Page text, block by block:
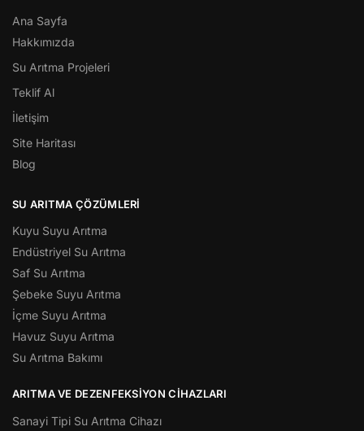
Ana Sayfa
Hakkımızda
Su Arıtma Projeleri
Teklif Al
İletişim
Site Haritası
Blog
SU ARITMA ÇÖZÜMLERI
Kuyu Suyu Arıtma
Endüstriyel Su Arıtma
Saf Su Arıtma
Şebeke Suyu Arıtma
İçme Suyu Arıtma
Havuz Suyu Arıtma
Su Arıtma Bakımı
ARITMA VE DEZENFEKSIYON CIHAZLARI
Sanayi Tipi Su Arıtma Cihazı